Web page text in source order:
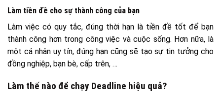
Làm tiền đề cho sự thành công của bạn
Làm việc có quy tắc, đúng thời hạn là tiền đề tốt để bạn
thành công hơn trong công việc và cuộc sống. Hơn nữa, là
một cá nhân uy tín, đúng hạn cũng sẽ tạo sự tin tưởng cho
đồng nghiệp, bạn bè, cấp trên, …
Làm thế nào để chạy Deadline hiệu quả?